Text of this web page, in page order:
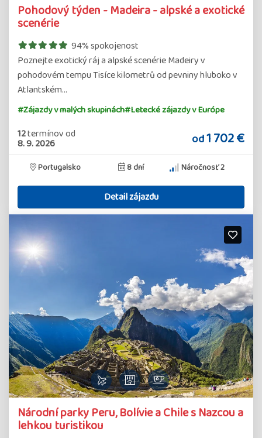
Pohodový týden - Madeira - alpské a exotické
scenérie
94% spokojenost
Poznejte exotický ráj a alpské scenérie Madeiry v
pohodovém tempu Tisíce kilometrů od pevniny hluboko v
Atlantském…
#Zájazdy v malých skupinách#Letecké zájazdy v Európe
12termínovod
8. 9. 2026 od1 702 €
Portugalsko 8 dní Náročnosť 2
Detail zájazdu
zájazdu
Národní parky Peru, Bolívie a Chile s Nazcou a
lehkou turistikou
Detail
zájazdu